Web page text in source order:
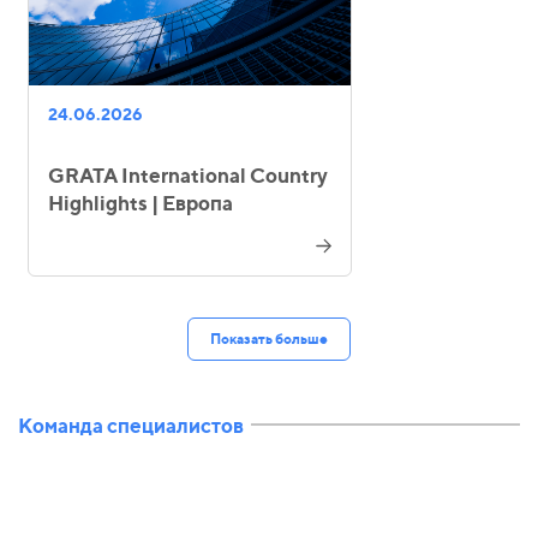
24.06.2026
GRATA International Country
Highlights | Европа
Показать больше
Команда специалистов